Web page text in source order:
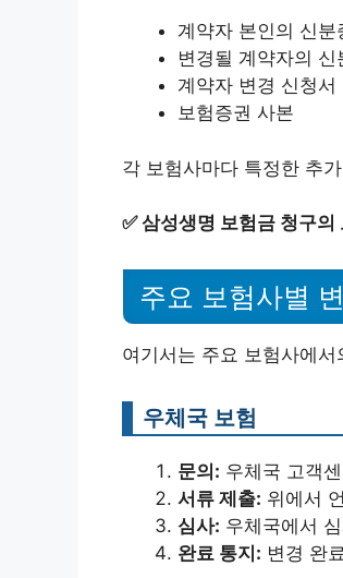
계약자 본인의 신
변경될 계약자의 신
계약자 변경 신청서
보험증권 사본
각 보험사마다 특정한 추
✅삼성생명 보험금 청구의
주요 보험사별
여기서는 주요 보험사에
우체국 보험
문의: 우체국 고객
서류 제출: 위에서
심사: 우체국에서
완료 통지: 변경 완